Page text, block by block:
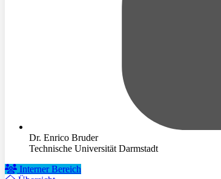
Dr. Enrico Bruder
Technische Universität Darmstadt
Interner Bereich